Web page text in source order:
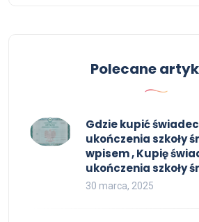
Polecane
Gdzie kupić
ukończenia szkoły
wpisem , Kupię
ukończenia szkoły
30 marca, 2025